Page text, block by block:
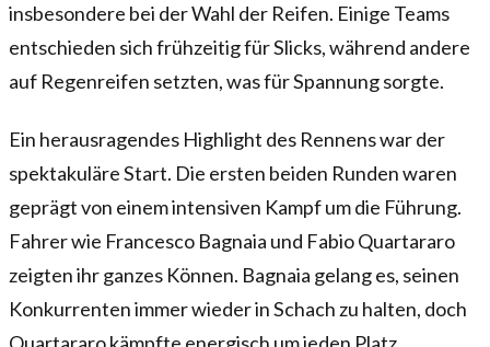
insbesondere bei der Wahl der Reifen. Einige Teams
entschieden sich frühzeitig für Slicks, während andere
auf Regenreifen setzten, was für Spannung sorgte.
Ein herausragendes Highlight des Rennens war der
spektakuläre Start. Die ersten beiden Runden waren
geprägt von einem intensiven Kampf um die Führung.
Fahrer wie Francesco Bagnaia und Fabio Quartararo
zeigten ihr ganzes Können. Bagnaia gelang es, seinen
Konkurrenten immer wieder in Schach zu halten, doch